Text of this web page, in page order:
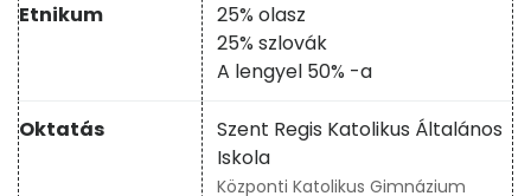
Etnikum
25% olasz
25% szlovák
A lengyel 50% -a
Oktatás
Szent Regis Katolikus Általános
Iskola
Központi Katolikus Gimnázium